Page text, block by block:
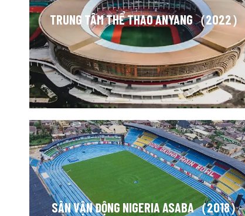
TRUNG TÂM THỂ THAO ANYANG（2022）
SÂN VẬN ĐỘNG NIGERIA ASABA（2018）